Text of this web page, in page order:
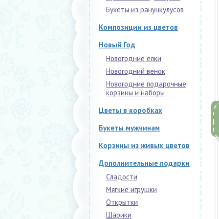
Букеты из ранункулусов
Композиции из цветов
Новый Год
Новогодние ёлки
Новогодний венок
Новогодние подарочные
корзины и наборы
Цветы в коробках
Букеты мужчинам
Корзины из живых цветов
Дополнительные подарки
Сладости
Мягкие игрушки
Открытки
Шарики